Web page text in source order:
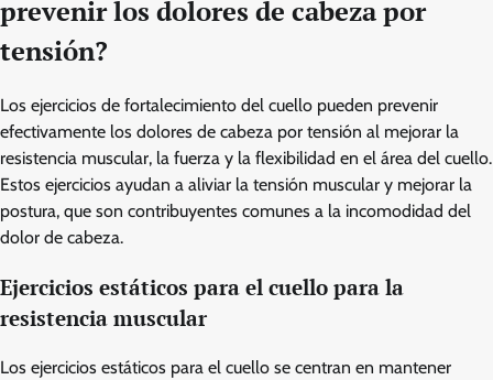
prevenir los dolores de cabeza por
tensión?
Los ejercicios de fortalecimiento del cuello pueden prevenir
efectivamente los dolores de cabeza por tensión al mejorar la
resistencia muscular, la fuerza y la flexibilidad en el área del cuello.
Estos ejercicios ayudan a aliviar la tensión muscular y mejorar la
postura, que son contribuyentes comunes a la incomodidad del
dolor de cabeza.
Ejercicios estáticos para el cuello para la
resistencia muscular
Los ejercicios estáticos para el cuello se centran en mantener